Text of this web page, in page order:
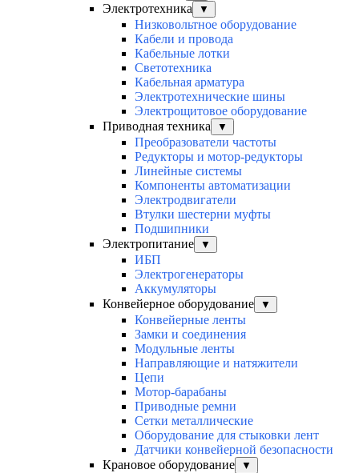
Электротехника ▼
Низковольтное оборудование
Кабели и провода
Кабельные лотки
Светотехника
Кабельная арматура
Электротехнические шины
Электрощитовое оборудование
Приводная техника
▼
Преобразователи частоты
Редукторы и мотор-редукторы
Линейные системы
Компоненты автоматизации
Электродвигатели
Втулки шестерни муфты
Подшипники
Электропитание
▼
ИБП
Электрогенераторы
Аккумуляторы
Конвейерное оборудование
▼
Конвейерные ленты
Замки и соединения
Модульные ленты
Направляющие и натяжители
Цепи
Мотор-барабаны
Приводные ремни
Сетки металлические
Оборудование для стыковки лент
Датчики конвейерной безопасности
Крановое оборудование
▼